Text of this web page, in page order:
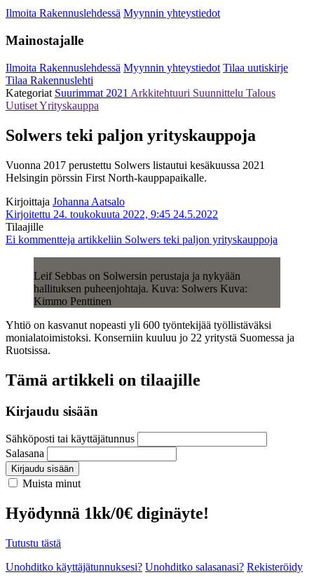
Ilmoita Rakennuslehdessä Myynnin yhteystiedot
Mainostajalle
Ilmoita Rakennuslehdessä Myynnin yhteystiedot Tilaa uutiskirje
Tilaa Rakennuslehti
Kategoriat Suurimmat 2021 Arkkitehtuuri Suunnittelu Talous
UutisetYrityskauppa
Solwers teki paljon yrityskauppoja
Vuonna 2017 perustettu Solwers listautui kesäkuussa 2021
Helsingin pörssin First North-kauppapaikalle.
Kirjoittaja Johanna Aatsalo
Kirjoitettu 24. toukokuuta 2022, 9:45 24.5.2022
Tilaajille
Ei kommentteja artikkeliin Solwers teki paljon yrityskauppoja
Leif Sebbas on Solwersin perustaja ja nykyään
hallituksen puheenjohtaja. Kuva: Solwers Kuva:
Kimmo Penttinen
Yhtiö on kasvanut nopeasti yli 600 työntekijää työllistäväksi
monialatoimistoksi. Konserniin kuuluu jo 22 yritystä Suomessa ja
Ruotsissa.
Tämä artikkeli on tilaajille
Kirjaudu sisään
Sähköposti tai käyttäjätunnus
Salasana
Kirjaudu sisään
Muista minut
Hyödynnä 1kk/0€ diginäyte!
Tutustu tästä
Unohditko käyttäjätunnuksesi? Unohditko salasanasi? Rekisteröidy